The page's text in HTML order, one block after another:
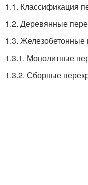
1.1. Классификация
1.2. Деревянные
1.3. Железобетонные
1.3.1. Монолитные
1.3.2. Сборные